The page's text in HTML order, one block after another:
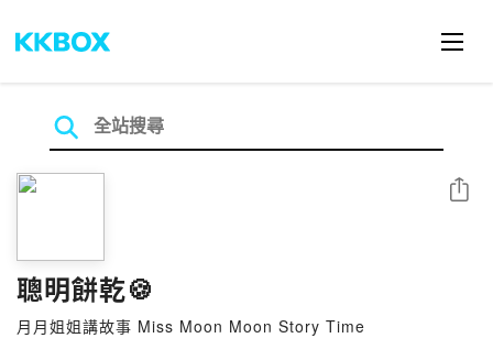
聰明餅乾🍪
月月姐姐講故事 Miss Moon Moon Story Time
分享